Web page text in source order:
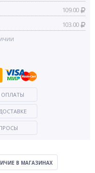
109.00
103.00
ОПЛАТЫ
В МАГАЗИНАХ